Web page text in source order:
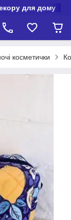
для дому
косметички